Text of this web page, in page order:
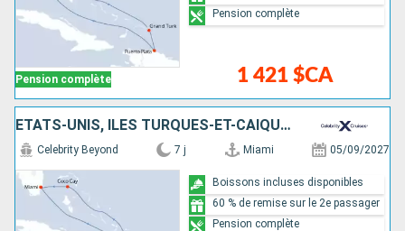
Pension complète 1 421 $CA
Pension complète
ÉTATS-UNIS, ÎLES TURQUES-ET-CAÏQUES, RÉPUBLIQUE DOMINICAINE, BAHAMAS
Celebrity Beyond 7 j Miami 05/09/2027
Boissons incluses disponibles
60 % de remise sur le 2e passager
Pension complète